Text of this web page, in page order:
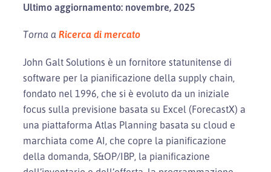
Ultimo aggiornamento: novembre, 2025
Torna a Ricerca di mercato
John Galt Solutions è un fornitore statunitense di
software per la pianificazione della supply chain,
fondato nel 1996, che si è evoluto da un iniziale
focus sulla previsione basata su Excel (ForecastX) a
una piattaforma Atlas Planning basata su cloud e
marchiata come AI, che copre la pianificazione
della domanda, S&OP/IBP, la pianificazione